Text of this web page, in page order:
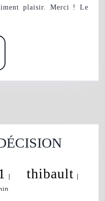
plaisir. Merci ! Le
28
février
| thibault |